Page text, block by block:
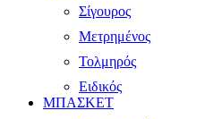
Σίγουρος
Μετρημένος
Τολμηρός
Ειδικός
ΜΠΑΣΚΕΤ